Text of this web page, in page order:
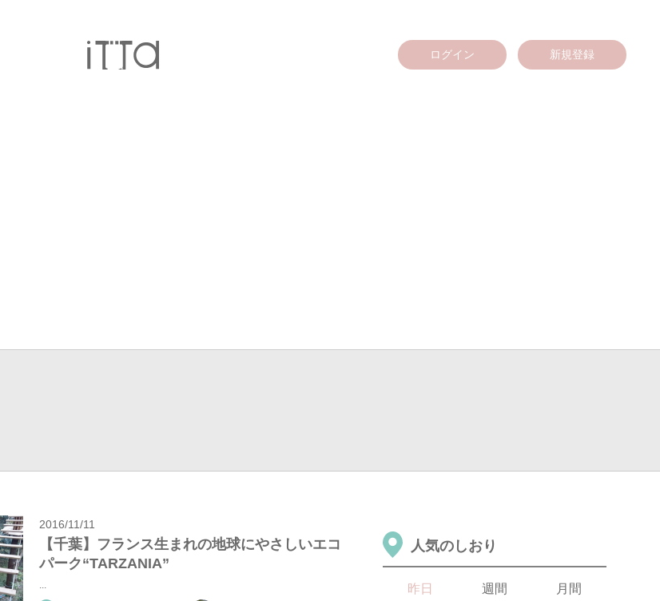
ログイン 新規登録
2016/11/11
【千葉】フランス生まれの地球にやさしいエコ
パーク“TARZANIA”
...
人気のしおり
昨日 週間 月間